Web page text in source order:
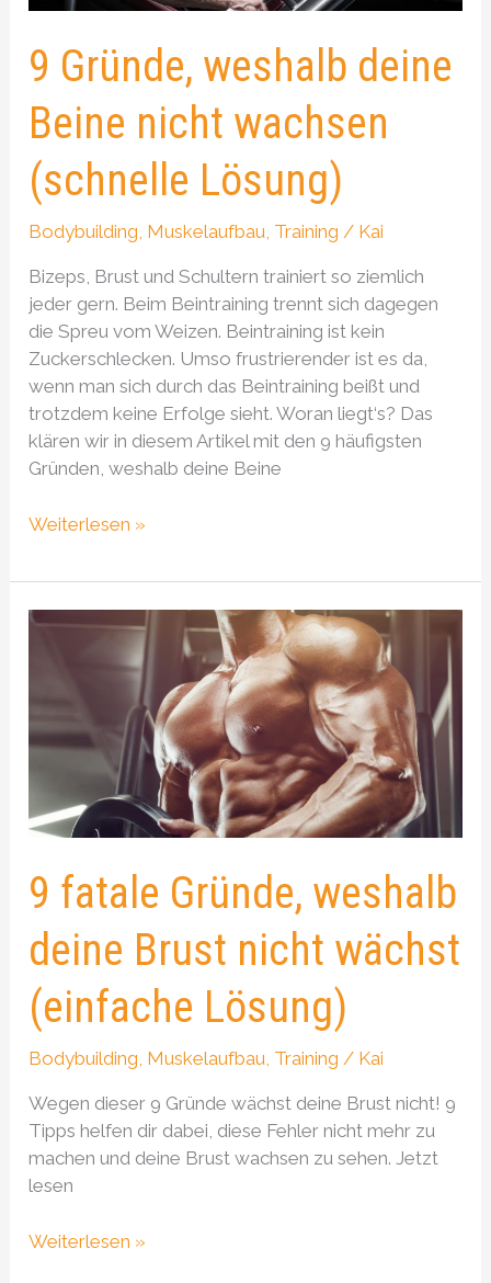
9 Gründe, weshalb deine
Beine nicht wachsen
(schnelle Lösung)
Bodybuilding, Muskelaufbau, Training / Kai
Bizeps, Brust und Schultern trainiert so ziemlich
jeder gern. Beim Beintraining trennt sich dagegen
die Spreu vom Weizen. Beintraining ist kein
Zuckerschlecken. Umso frustrierender ist es da,
wenn man sich durch das Beintraining beißt und
trotzdem keine Erfolge sieht. Woran liegt‘s? Das
klären wir in diesem Artikel mit den 9 häufigsten
Gründen, weshalb deine Beine
Lösung)
Weiterlesen »
9 fatale Gründe, weshalb
deine Brust nicht wächst
(einfache Lösung)
Bodybuilding, Muskelaufbau, Training / Kai
Wegen dieser 9 Gründe wächst deine Brust nicht! 9
Tipps helfen dir dabei, diese Fehler nicht mehr zu
machen und deine Brust wachsen zu sehen. Jetzt
lesen
9
deine
wächst
(einfache
Lösung)
Weiterlesen »